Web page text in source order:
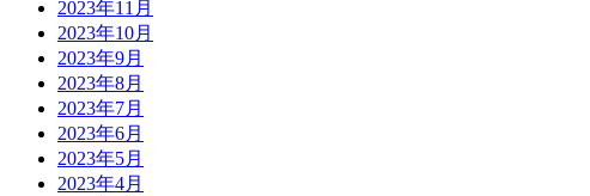
2023年11月
2023年10月
2023年9月
2023年8月
2023年7月
2023年6月
2023年5月
2023年4月